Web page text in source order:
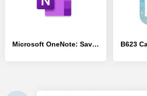
Microsoft OneNote: Save Notes